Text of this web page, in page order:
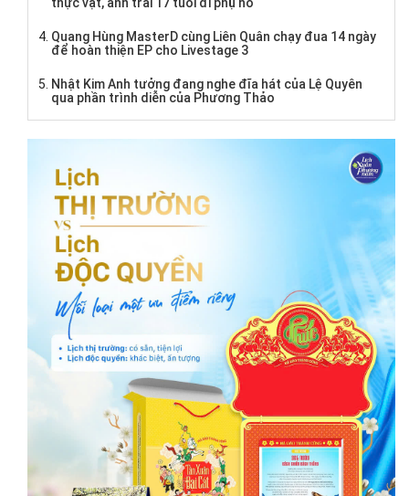
thực vật, anh trai 17 tuổi đi phụ hồ
Quang Hùng MasterD cùng Liên Quân chạy đua 14 ngày
để hoàn thiện EP cho Livestage 3
Nhật Kim Anh tưởng đang nghe đĩa hát của Lệ Quyên
qua phần trình diễn của Phương Thảo